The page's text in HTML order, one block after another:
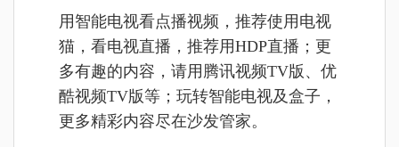
用智能电视看点播视频，推荐使用电视
猫，看电视直播，推荐用HDP直播；更
多有趣的内容，请用腾讯视频TV版、优
酷视频TV版等；玩转智能电视及盒子，
更多精彩内容尽在沙发管家。